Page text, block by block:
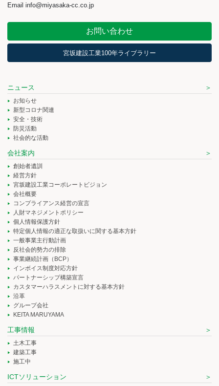
Email info@miyasaka-cc.co.jp
お問い合わせ
宮坂建設工業100年ライブラリー
ニュース
お知らせ
新型コロナ関連
安全・技術
防災活動
社会的な活動
会社案内
創始者遺訓
経営方針
宮坂建設工業コーポレートビジョン
会社概要
コンプライアンス経営の宣言
人財マネジメントポリシー
個人情報保護方針
特定個人情報の適正な取扱いに関する基本方針
一般事業主行動計画
反社会的勢力の排除
事業継続計画（BCP）
インボイス制度対応方針
パートナーシップ構築宣言
カスタマーハラスメントに対する基本方針
沿革
グループ会社
KEITA MARUYAMA
工事情報
土木工事
建築工事
施工中
ICTソリューション